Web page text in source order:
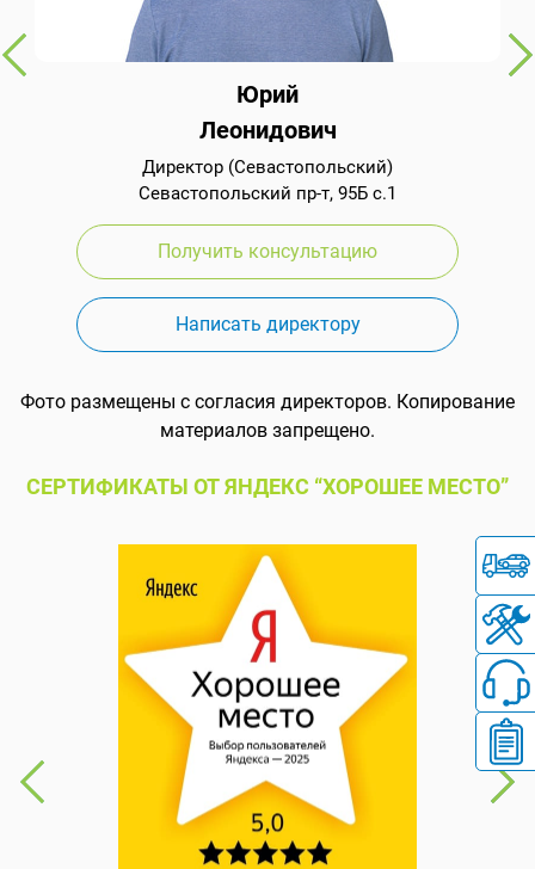
Юрий
Леонидович
Директор (Севастопольский)
Севастопольский пр-т, 95Б с.1
Получить консультацию
Написать директору
Фото размещены с согласия директоров. Копирование
материалов запрещено.
СЕРТИФИКАТЫ ОТ ЯНДЕКС “ХОРОШЕЕ МЕСТО”